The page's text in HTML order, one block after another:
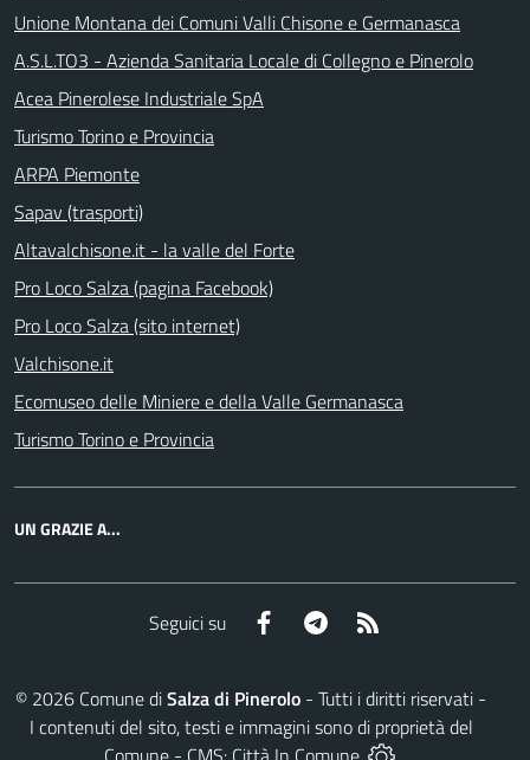
Unione Montana dei Comuni Valli Chisone e Germanasca
A.S.L.TO3 - Azienda Sanitaria Locale di Collegno e Pinerolo
Acea Pinerolese Industriale SpA
Turismo Torino e Provincia
ARPA Piemonte
Sapav (trasporti)
Altavalchisone.it - la valle del Forte
Pro Loco Salza (pagina Facebook)
Pro Loco Salza (sito internet)
Valchisone.it
Ecomuseo delle Miniere e della Valle Germanasca
Turismo Torino e Provincia
UN GRAZIE A...
Seguici su Facebook Telegram
© 2026 Comune diSalza di Pinerolo - Tutti i diritti riservati -
I contenuti del sito, testi e immagini sono di proprietà del